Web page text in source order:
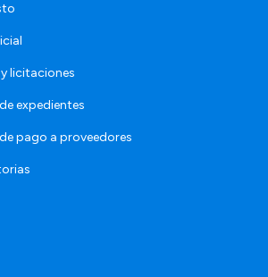
licitaciones
expedientes
pago a proveedores